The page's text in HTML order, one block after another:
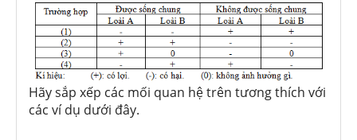
Hãy sắp xếp các mối quan hệ trên tương thích với
các ví dụ dưới đây.